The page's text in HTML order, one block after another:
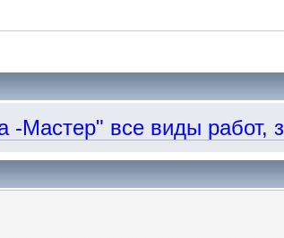
все виды работ,